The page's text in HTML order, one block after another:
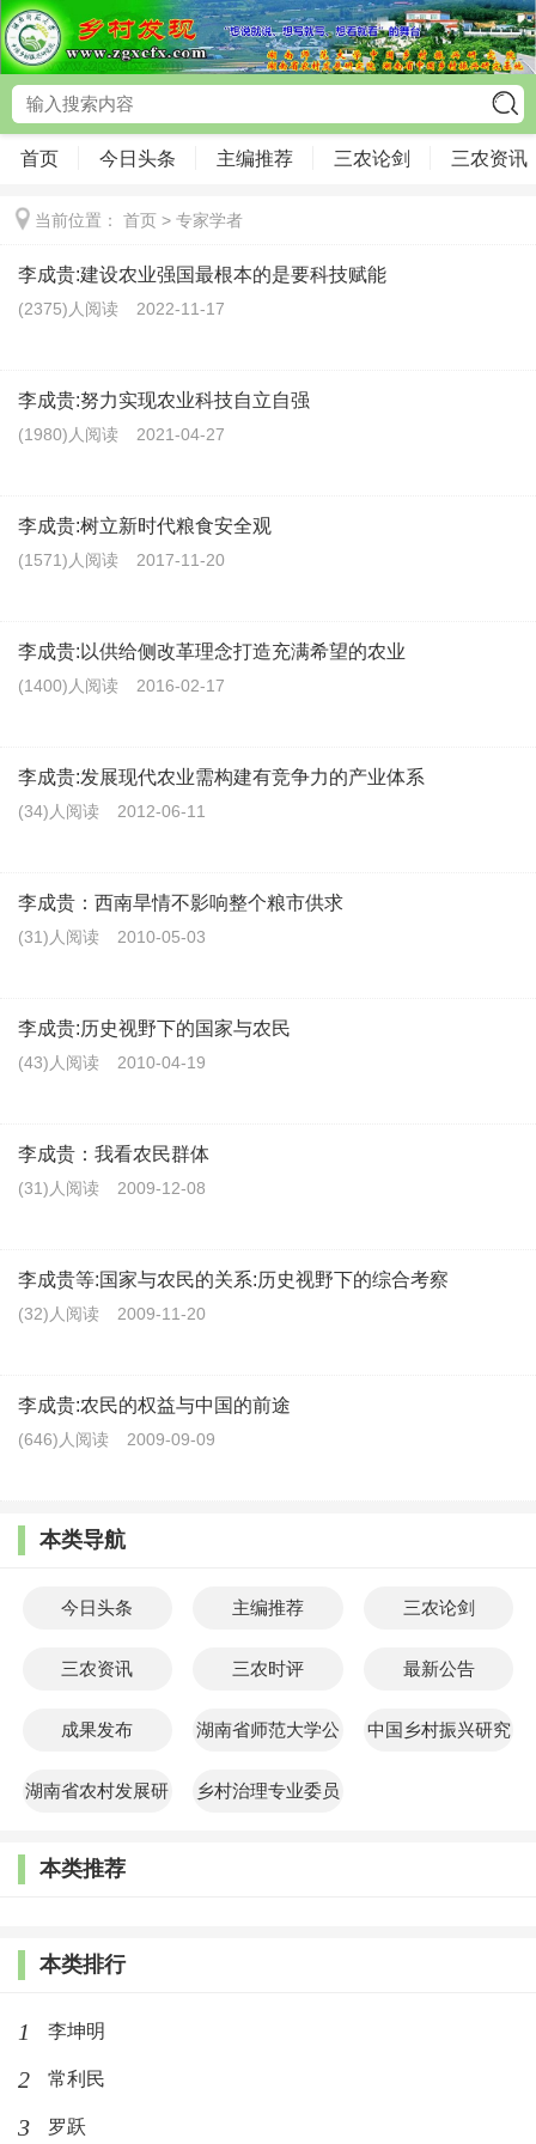
首页 今日头条 主编推荐 三农论剑 三农资讯
当前位置： 首页 > 专家学者
李成贵:建设农业强国最根本的是要科技赋能
(2375)人阅读 2022-11-17
李成贵:努力实现农业科技自立自强
(1980)人阅读 2021-04-27
李成贵:树立新时代粮食安全观
(1571)人阅读 2017-11-20
李成贵:以供给侧改革理念打造充满希望的农业
(1400)人阅读 2016-02-17
李成贵:发展现代农业需构建有竞争力的产业体系
(34)人阅读 2012-06-11
李成贵：西南旱情不影响整个粮市供求
(31)人阅读 2010-05-03
李成贵:历史视野下的国家与农民
(43)人阅读 2010-04-19
李成贵：我看农民群体
(31)人阅读 2009-12-08
李成贵等:国家与农民的关系:历史视野下的综合考察
(32)人阅读 2009-11-20
李成贵:农民的权益与中国的前途
(646)人阅读 2009-09-09
本类导航
今日头条 主编推荐 三农论剑
三农资讯 三农时评 最新公告
成果发布 湖南省师范大学公 中国乡村振兴研究
湖南省农村发展研
乡村治理专业委员
本类推荐
本类排行
1 李坤明
2 常利民
3 罗跃